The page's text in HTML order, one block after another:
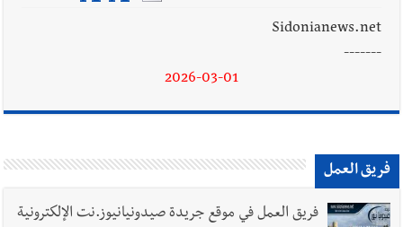
المصلحة الوطنية لنهر الليطاني تمدّد مهلة تخفيض
الأول 2026
أخبار لبنان
8-8-2026
Sidonianews.net
-------
2026-03-01
فريق العمل
فريق العمل في موقع جريدة صيدونيانيوز.نت الإلكترونية